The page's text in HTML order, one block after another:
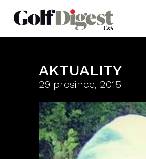
AKTUALITY
29 prosince, 2015